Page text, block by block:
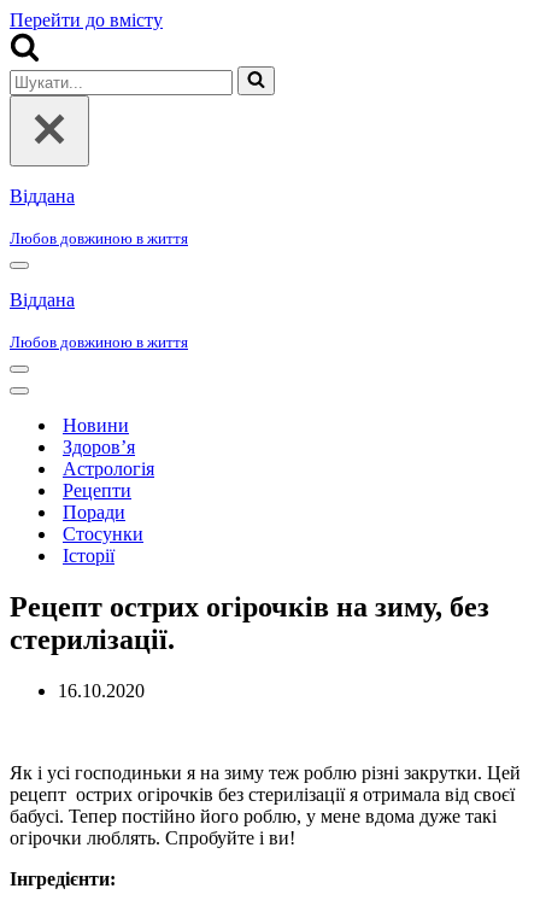
Перейти до вмісту
Шукати...
Віддана
Любов довжиною в життя
Меню
навігації
Віддана
Любов довжиною в життя
Меню
навігації
Меню
навігаціїНовини
Здоров’я
Астрологія
Рецепти
Поради
Стосунки
Історії
Рецепт острих огірочків на зиму, без
стерилізації.
16.10.2020
Як і усі господиньки я на зиму теж роблю різні закрутки. Цей
рецепт острих огірочків без стерилізації я отримала від своєї
бабусі. Тепер постійно його роблю, у мене вдома дуже такі
огірочки люблять. Спробуйте і ви!
Інгредієнти: